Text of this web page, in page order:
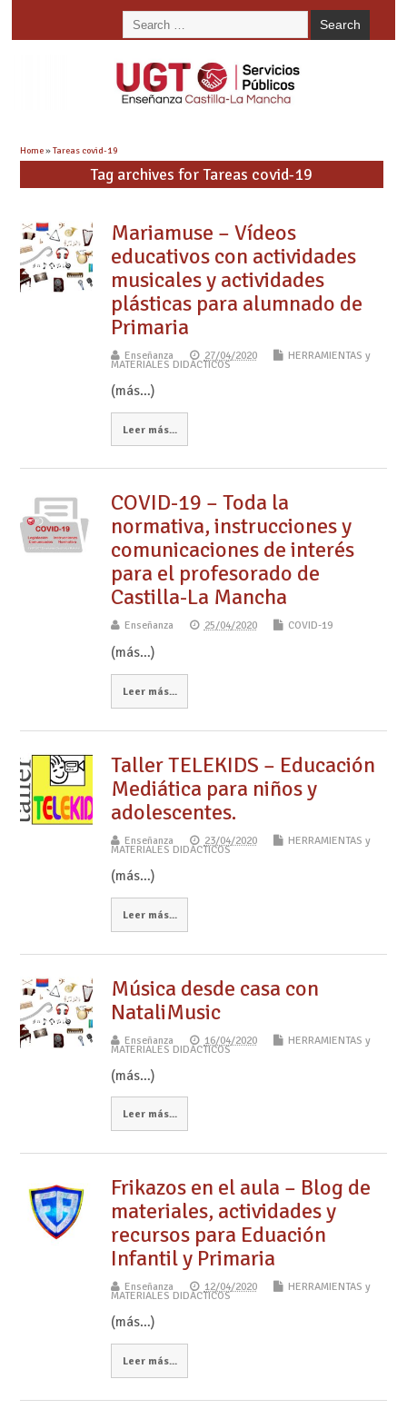
Home»Tareas covid-19
Tag archives for Tareas covid-19
Mariamuse – Vídeos
educativos con actividades
musicales y actividades
plásticas para alumnado de
Primaria
Enseñanza 27/04/2020 HERRAMIENTAS y
MATERIALES DIDÁCTICOS
(más…)
Leer más...
COVID-19 – Toda la
normativa, instrucciones y
comunicaciones de interés
para el profesorado de
Castilla-La Mancha
Enseñanza 25/04/2020 COVID-19
(más…)
Leer más...
Taller TELEKIDS – Educación
Mediática para niños y
adolescentes.
Enseñanza 23/04/2020 HERRAMIENTAS y
MATERIALES DIDÁCTICOS
(más…)
Leer más...
Música desde casa con
NataliMusic
Enseñanza 16/04/2020 HERRAMIENTAS y
MATERIALES DIDÁCTICOS
(más…)
Leer más...
Frikazos en el aula – Blog de
materiales, actividades y
recursos para Eduación
Infantil y Primaria
Enseñanza 12/04/2020 HERRAMIENTAS y
MATERIALES DIDÁCTICOS
(más…)
Leer más...